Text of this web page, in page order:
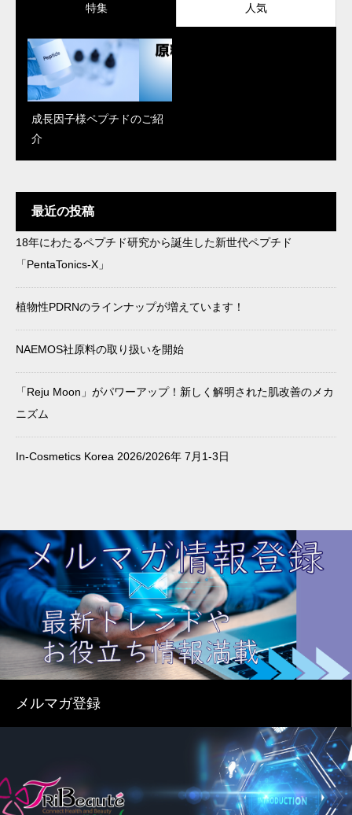
特集 人気
成長因子様ペプチドのご紹
介
「Reju Moon」がパワーア
ップ！新しく解明された肌
改善のメカニズム
題の成分、何を選べばい
最近の投稿
18年にわたるペプチド研究から誕生した新世代ペプチド
「PentaTonics-X」
植物性PDRNのラインナップが増えています！
NAEMOS社原料の取り扱いを開始
「Reju Moon」がパワーアップ！新しく解明された肌改善のメカ
ニズム
In-Cosmetics Korea 2026/2026年 7月1-3日
メルマガ登録